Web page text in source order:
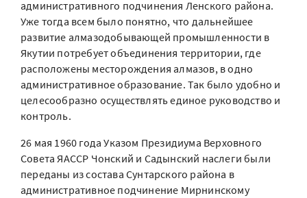
административного подчинения Ленского района.
Уже тогда всем было понятно, что дальнейшее
развитие алмазодобывающей промышленности в
Якутии потребует объединения территории, где
расположены месторождения алмазов, в одно
административное образование. Так было удобно и
целесообразно осуществлять единое руководство и
контроль.
26 мая 1960 года Указом Президиума Верховного
Совета ЯАССР Чонский и Садынский наслеги были
переданы из состава Сунтарского района в
административное подчинение Мирнинскому